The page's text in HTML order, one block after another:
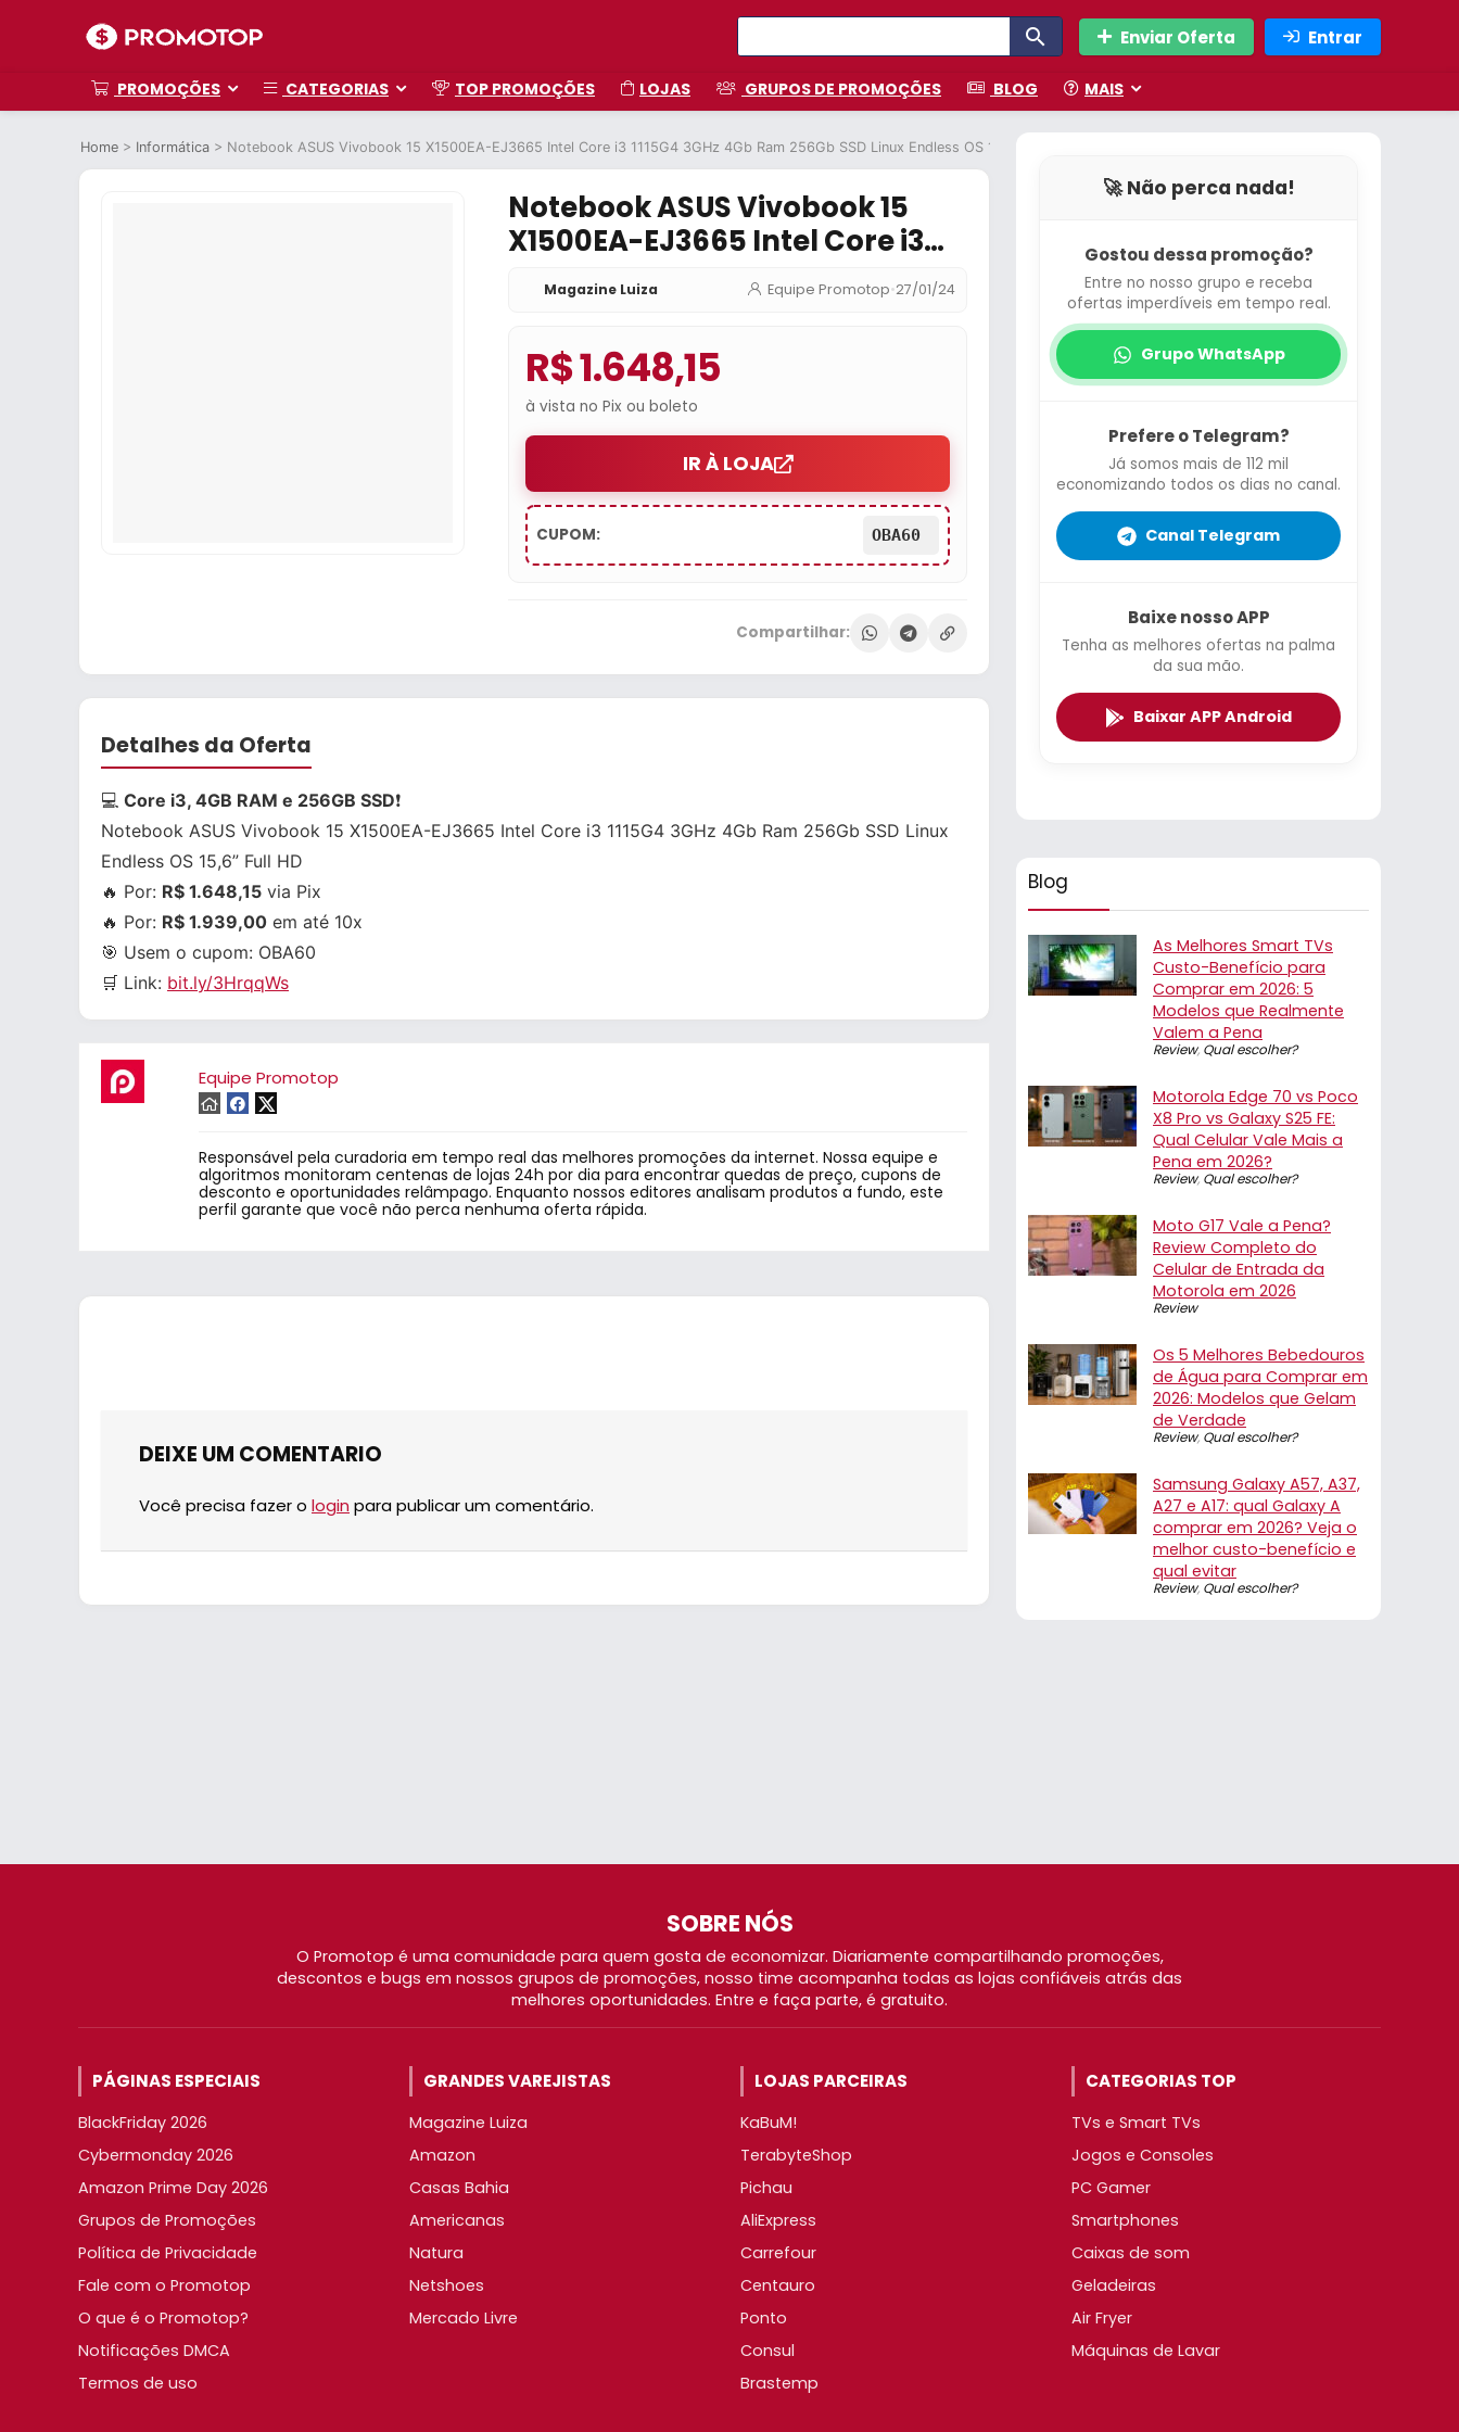
Enviar Oferta Entrar
PROMOÇÕES CATEGORIAS TOP PROMOÇÕES LOJAS GRUPOS DE PROMOÇÕES BLOG MAIS
Home > Informática > Notebook ASUS Vivobook 15 X1500EA-EJ3665 Intel Core i3 1115G4 3GHz 4Gb Ram 256Gb SSD Linux Endless OS 15,6” Full HD
Notebook ASUS Vivobook 15
X1500EA-EJ3665 Intel Core i3
1115G4 3GHz 4Gb Ram 256Gb
SSD Linux Endless OS 15,6” Full
Magazine Luiza Equipe Promotop•27/01/24
R$ 1.648,15
à vista no Pix ou boleto
IR À LOJA
CUPOM: OBA60
Compartilhar:
Detalhes da Oferta
💻 Core i3, 4GB RAM e 256GB SSD❗
Notebook ASUS Vivobook 15 X1500EA-EJ3665 Intel Core i3 1115G4 3GHz 4Gb Ram 256Gb SSD Linux
Endless OS 15,6” Full HD
🔥 Por: R$ 1.648,15 via Pix
🔥 Por: R$ 1.939,00 em até 10x
🎯 Usem o cupom: OBA60
🛒 Link: bit.ly/3HrqqWs
Equipe Promotop
Responsável pela curadoria em tempo real das melhores promoções da internet. Nossa equipe e
algoritmos monitoram centenas de lojas 24h por dia para encontrar quedas de preço, cupons de
desconto e oportunidades relâmpago. Enquanto nossos editores analisam produtos a fundo, este
perfil garante que você não perca nenhuma oferta rápida.
DEIXE UM COMENTARIO
Você precisa fazer o login para publicar um comentário.
🚀 Não perca nada!
Gostou dessa promoção?
Entre no nosso grupo e receba
ofertas imperdíveis em tempo real.
Grupo WhatsApp
Prefere o Telegram?
Já somos mais de 112 mil
economizando todos os dias no canal.
Canal Telegram
Baixe nosso APP
Tenha as melhores ofertas na palma
da sua mão.
Baixar APP Android
Blog
As Melhores Smart TVs
Custo-Benefício para
Comprar em 2026: 5
Modelos que Realmente
Valem a Pena
Review, Qual escolher?
Motorola Edge 70 vs Poco
X8 Pro vs Galaxy S25 FE:
Qual Celular Vale Mais a
Pena em 2026?
Review, Qual escolher?
Moto G17 Vale a Pena?
Review Completo do
Celular de Entrada da
Motorola em 2026
Review
Os 5 Melhores Bebedouros
de Água para Comprar em
2026: Modelos que Gelam
de Verdade
Review, Qual escolher?
Samsung Galaxy A57, A37,
A27 e A17: qual Galaxy A
comprar em 2026? Veja o
melhor custo-benefício e
qual evitar
Review, Qual escolher?
SOBRE NÓS
O Promotop é uma comunidade para quem gosta de economizar. Diariamente compartilhando promoções,
descontos e bugs em nossos grupos de promoções, nosso time acompanha todas as lojas confiáveis atrás das
melhores oportunidades. Entre e faça parte, é gratuito.
PÁGINAS ESPECIAIS
BlackFriday 2026
Cybermonday 2026
Amazon Prime Day 2026
Grupos de Promoções
Política de Privacidade
Fale com o Promotop
O que é o Promotop?
Notificações DMCA
Termos de uso
GRANDES VAREJISTAS
Magazine Luiza
Amazon
Casas Bahia
Americanas
Natura
Netshoes
Mercado Livre
LOJAS PARCEIRAS
KaBuM!
TerabyteShop
Pichau
AliExpress
Carrefour
Centauro
Ponto
Consul
Brastemp
CATEGORIAS TOP
TVs e Smart TVs
Jogos e Consoles
PC Gamer
Smartphones
Caixas de som
Geladeiras
Air Fryer
Máquinas de Lavar